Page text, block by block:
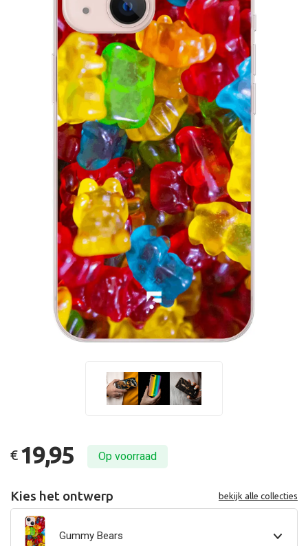
€ 19,95 Op voorraad
Kies het ontwerp bekijk alle collecties
Gummy Bears